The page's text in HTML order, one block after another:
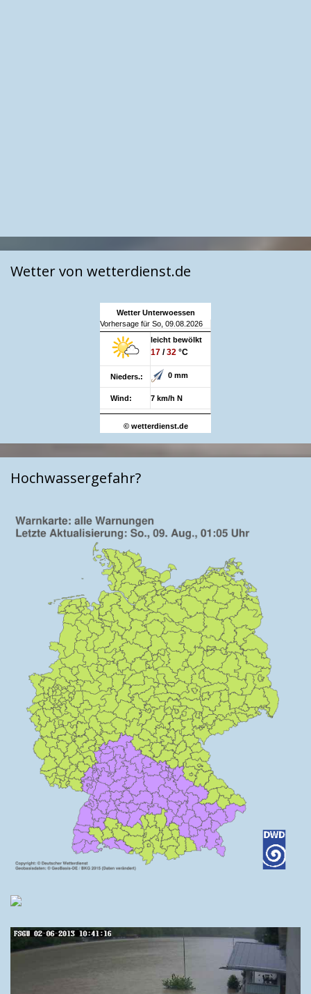
Wetter von wetterdienst.de
Wetter Unterwoessen
Vorhersage für So, 09.08.2026
leicht bewölkt
17 /32 °C
Nieders.: 0 mm
Wind: 7 km/h N
© wetterdienst.de
Hochwassergefahr?